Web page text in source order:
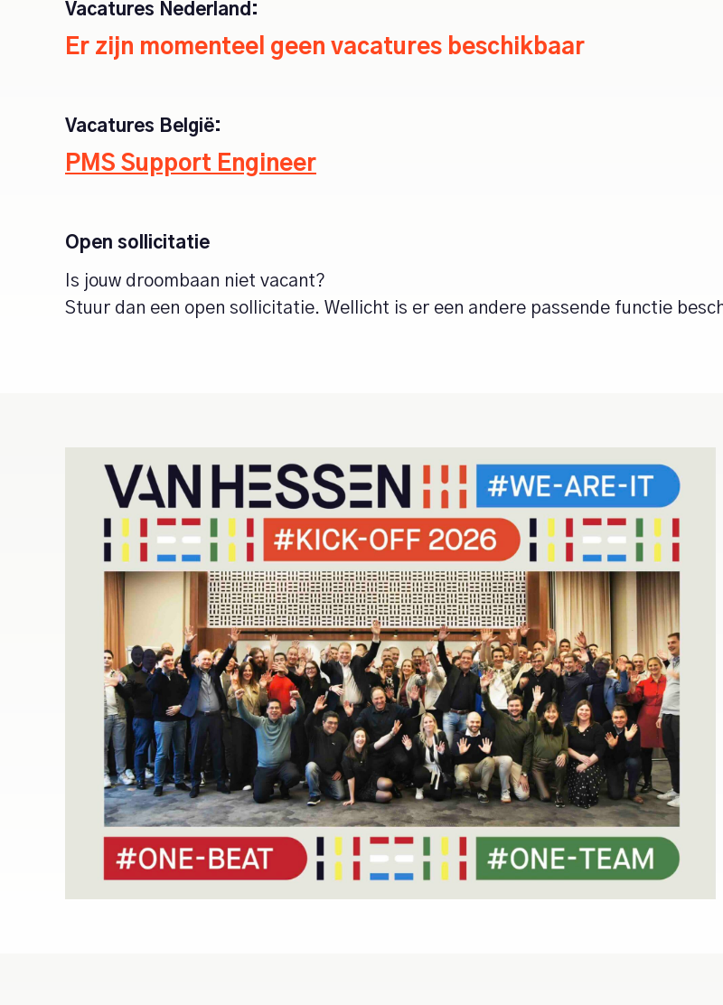
Vacatures Nederland:
Er zijn momenteel geen vacatures beschikbaar
Vacatures België:
PMS Support Engineer
Open sollicitatie
Is jouw droombaan niet vacant?
Stuur dan een ​​open sollicitatie. Wellicht is er een andere passende functie